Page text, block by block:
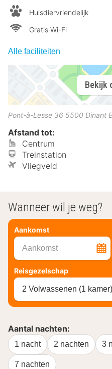
Huisdiervriendelijk
Gratis Wi-Fi
Alle faciliteiten
Bekijk
Pont-à-Lesse 36 5500 Dinant
Afstand tot:
Centrum
Treinstation
Vliegveld
Wanneer wil je weg?
Aankomst
Aankomst
Reisgezelschap
2 Volwassenen (1 kamer)
Aantal nachten:
1 nacht 2 nachten 3
7 nachten